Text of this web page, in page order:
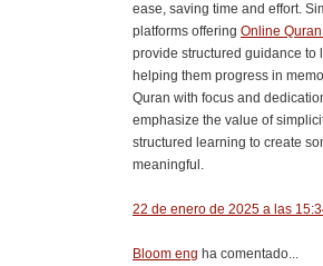
ease, saving time and effort.
platforms offering Online
provide structured guidance to
helping them progress in
Quran with focus and
emphasize the value of
structured learning to create
meaningful.
22 de enero de 2025 a las
Bloom eng ha comentado...